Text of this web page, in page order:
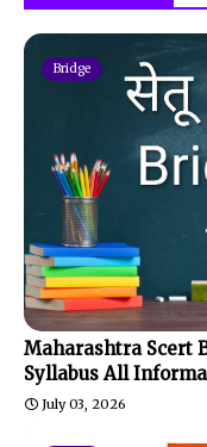
Bridge
Maharashtra Scert
Syllabus All
July 03, 2026